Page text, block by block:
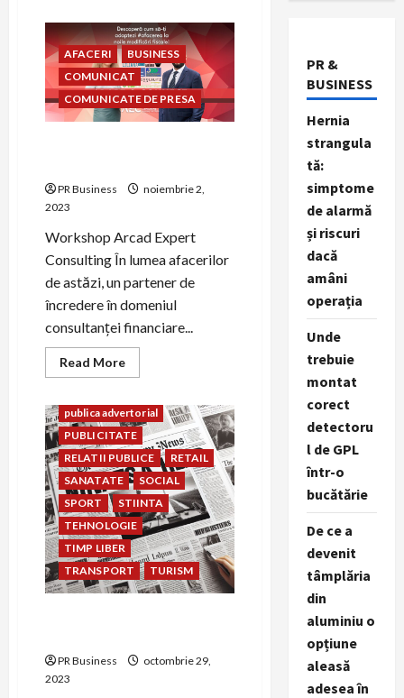
gratuit
pentru
antreprenori
și
pasionații
de
vânzări
AFACERI
BUSINESS
COMUNICAT
COMUNICATE DE PRESA
PR Business
noiembrie 2,
2023
Workshop Arcad Expert
Consulting În lumea afacerilor
de astăzi, un partener de
încredere în domeniul
consultanței financiare...
Read MoreRead
more
ce
trebuie
să
știi
despre
noul
cod
fiscal
comunicat de presa
comunicat de presa granturi
comunicat de presa online
COMUNICATE DE PRESA
CONSTRUCTII
design
DIVERSE
EDUCATIE
FAMILIE
FARMACEUTIC
FASHION
FINANTE
FOOD
HORECA
HR
IMOBILIARE
INDUSTRIE
INSTITUTII PUBLICE
INTERNET
IT
LIFESTYLE
publica advertorial
PUBLICITATE
RELATII PUBLICE
RETAIL
SANATATE
SOCIAL
SPORT
STIINTA
TEHNOLOGIE
TIMP LIBER
TRANSPORT
TURISM
PR Business
octombrie 29,
2023
PR &
BUSINESS
Hernia
strangula
tă:
simptome
de alarmă
și riscuri
dacă
amâni
operația
Unde
trebuie
montat
corect
detectoru
l de GPL
într-o
bucătărie
De ce a
devenit
tâmplăria
din
aluminiu o
opțiune
aleasă
adesea în